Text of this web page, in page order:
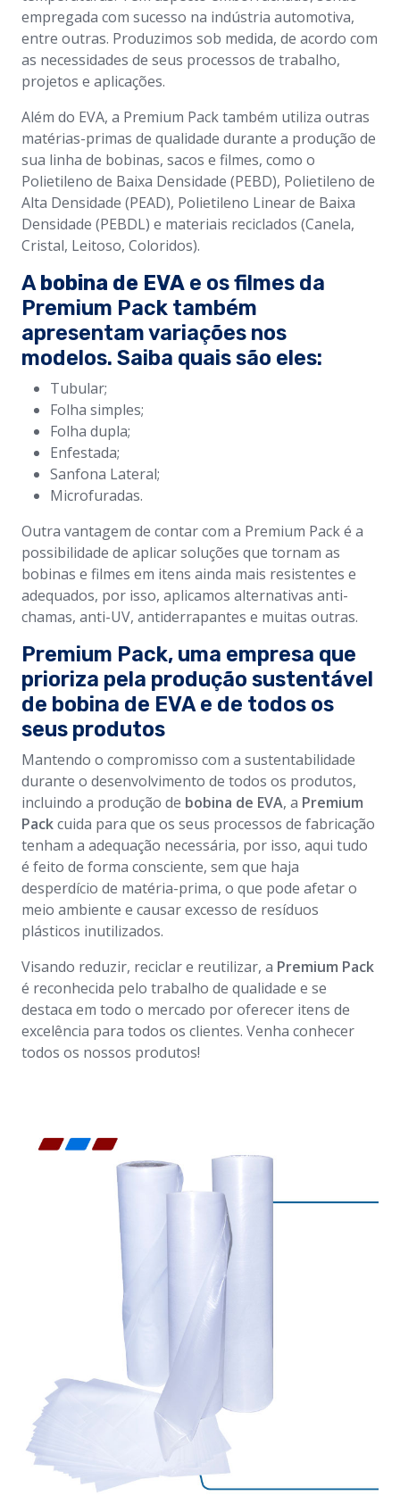
empregada com sucesso na indústria automotiva,
entre outras. Produzimos sob medida, de acordo com
as necessidades de seus processos de trabalho,
projetos e aplicações.
Além do EVA, a Premium Pack também utiliza outras
matérias-primas de qualidade durante a produção de
sua linha de bobinas, sacos e filmes, como o
Polietileno de Baixa Densidade (PEBD), Polietileno de
Alta Densidade (PEAD), Polietileno Linear de Baixa
Densidade (PEBDL) e materiais reciclados (Canela,
Cristal, Leitoso, Coloridos).
Abobina de EVA e os filmes da
Premium Pack também
apresentam variações nos
modelos. Saiba quais são eles:
Tubular;
Folha simples;
Folha dupla;
Enfestada;
Sanfona Lateral;
Microfuradas.
Outra vantagem de contar com a Premium Pack é a
possibilidade de aplicar soluções que tornam as
bobinas e filmes em itens ainda mais resistentes e
adequados, por isso, aplicamos alternativas anti-
chamas, anti-UV, antiderrapantes e muitas outras.
Premium Pack, uma empresa que
prioriza pela produção sustentável
de bobina de EVA e de todos os
seus produtos
Mantendo o compromisso com a sustentabilidade
durante o desenvolvimento de todos os produtos,
incluindo a produção de bobina de EVA, a Premium
Packcuida para que os seus processos de fabricação
tenham a adequação necessária, por isso, aqui tudo
é feito de forma consciente, sem que haja
desperdício de matéria-prima, o que pode afetar o
meio ambiente e causar excesso de resíduos
plásticos inutilizados.
Visando reduzir, reciclar e reutilizar, a Premium Pack
é reconhecida pelo trabalho de qualidade e se
destaca em todo o mercado por oferecer itens de
excelência para todos os clientes. Venha conhecer
todos os nossos produtos!